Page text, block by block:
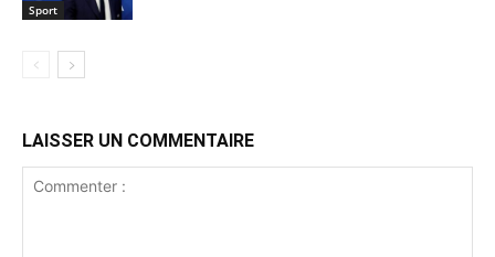
Sport
LAISSER UN COMMENTAIRE